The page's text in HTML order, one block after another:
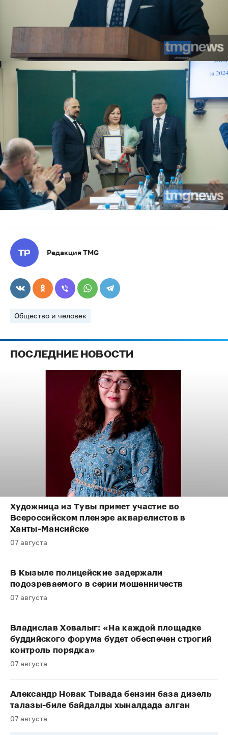
Редакция TMG
Общество и человек
ПОСЛЕДНИЕ НОВОСТИ
Художница из Тувы примет участие во
Всероссийском пленэре акварелистов в
Ханты-Мансийске
07 августа
В Кызыле полицейские задержали
подозреваемого в серии мошенничеств
07 августа
Владислав Ховалыг: «На каждой площадке
буддийского форума будет обеспечен строгий
контроль порядка»
07 августа
Александр Новак Тывада бензин база дизель
талазы-биле байдалды хыналдада алган
07 августа